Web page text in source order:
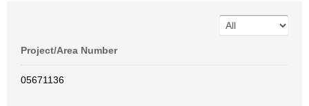
Project/Area Number
05671136